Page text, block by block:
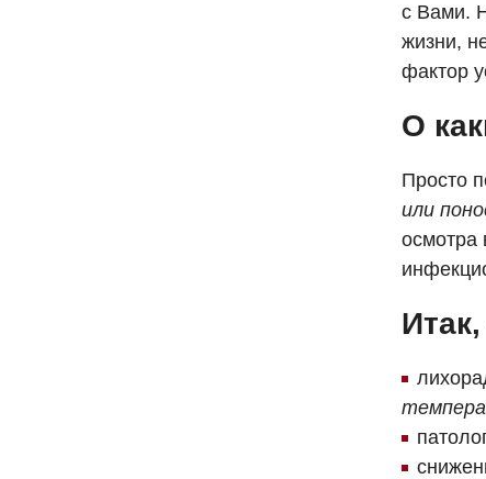
с Вами.
жизни,
фактор
О
Просто
или
осмотра